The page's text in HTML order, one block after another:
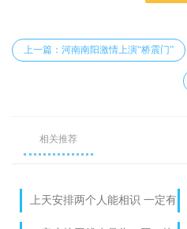
上一篇：河南南阳激情上演“桥震门”
相关推荐
上天安排两个人能相识 一定有